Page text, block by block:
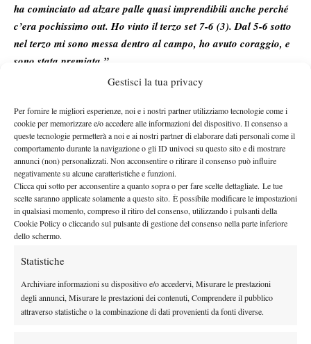
Gestisci la tua privacy
Per fornire le migliori esperienze, noi e i nostri partner utilizziamo tecnologie come i
cookie per memorizzare e/o accedere alle informazioni del dispositivo. Il consenso a
queste tecnologie permetterà a noi e ai nostri partner di elaborare dati personali come il
comportamento durante la navigazione o gli ID univoci su questo sito e di mostrare
annunci (non) personalizzati. Non acconsentire o ritirare il consenso può influire
negativamente su alcune caratteristiche e funzioni.
Clicca qui sotto per acconsentire a quanto sopra o per fare scelte dettagliate. Le tue
scelte saranno applicate solamente a questo sito. È possibile modificare le impostazioni
in qualsiasi momento, compreso il ritiro del consenso, utilizzando i pulsanti della
Cookie Policy o cliccando sul pulsante di gestione del consenso nella parte inferiore
dello schermo.
Statistiche
Archiviare informazioni su dispositivo e/o accedervi, Misurare le prestazioni
degli annunci, Misurare le prestazioni dei contenuti, Comprendere il pubblico
attraverso statistiche o la combinazione di dati provenienti da fonti diverse.
ha cominciato ad alzare palle quasi imprendibili anche perché
c’era pochissimo out. Ho vinto il terzo set 7-6 (3). Dal 5-6 sotto
nel terzo mi sono messa dentro al campo, ho avuto coraggio, e
sono stata premiata.”
“Il mio obiettivo nel 2010 è crescere il piu possibile.
manca davvero pochissimo per portare a casa ottimi risultati.
Giocherò quasi tutti i tornei da 10.000$ in Italia e anche
qualche 25.000$.”